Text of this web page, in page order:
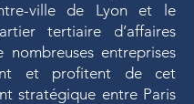
ville de Lyon et le
tertiaire d’affaires
nombreuses entreprises
et profitent de cet
stratégique entre Paris